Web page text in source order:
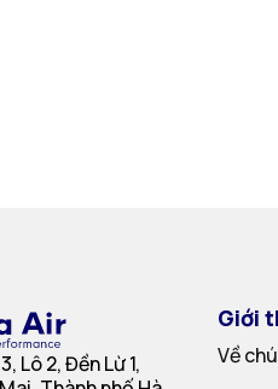
Lô 2, Đền Lừ 1,
Giới
Về